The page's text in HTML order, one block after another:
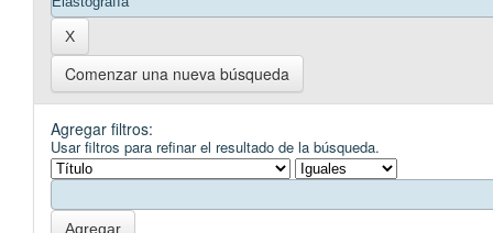
Comenzar una nueva búsqueda
Agregar filtros:
Usar filtros para refinar el resultado de la búsqueda.